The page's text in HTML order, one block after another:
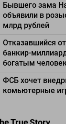
Бывшего зама
объявили в
млрд рублей
Отказавшийся
банкир-
богатым
ФСБ хочет
комьютерные